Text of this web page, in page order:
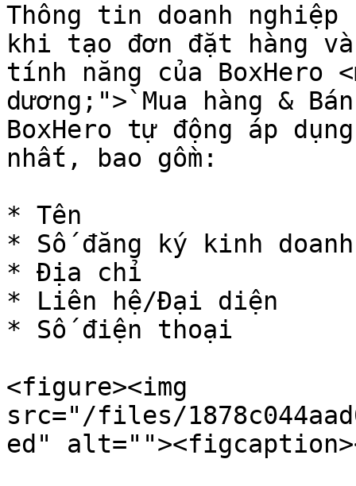
Thông tin doanh nghiệp
khi tạo đơn đặt hàng
tính năng của BoxHero
dương;">`Mua hàng &
BoxHero tự động áp
nhất, bao gồm:
* Tên
* Số đăng ký kinh doanh
* Địa chỉ
* Liên hệ/Đại diện
* Số điện thoại
<figure><img
src="/files/
ed"